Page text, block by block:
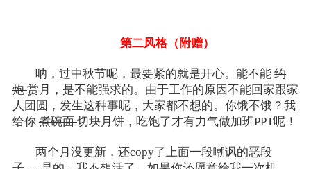
第二风格（附赠）
呐，过中秋节呢，最要紧的就是开心。能不能约
炮赏月，是不能强求的。由于工作的原因不能回家跟家
人团圆，发生这种事呢，大家都不想的。你饿不饿？我
给你 煮碗面切块月饼，吃饱了才有力气做加班PPT呢！
两个月没更新，还copy了上面一段嘲讽的恶段